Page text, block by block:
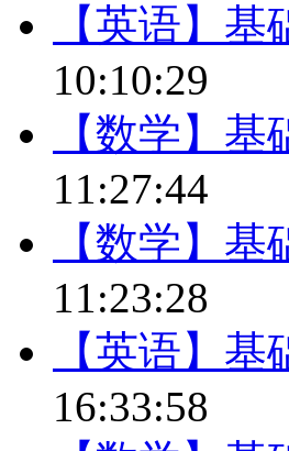
【英语】
10:10:29
【数学】
11:27:44
【数学】
11:23:28
【英语】
16:33:58